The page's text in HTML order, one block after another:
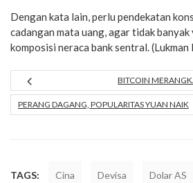
Dengan kata lain, perlu pendekatan
cadangan mata uang, agar tidak banyak
komposisi neraca bank sentral. (Lukman
BITCOIN
PERANG DAGANG, POPULARITAS YUAN NAIK
TAGS: Cina Devisa Dolar AS